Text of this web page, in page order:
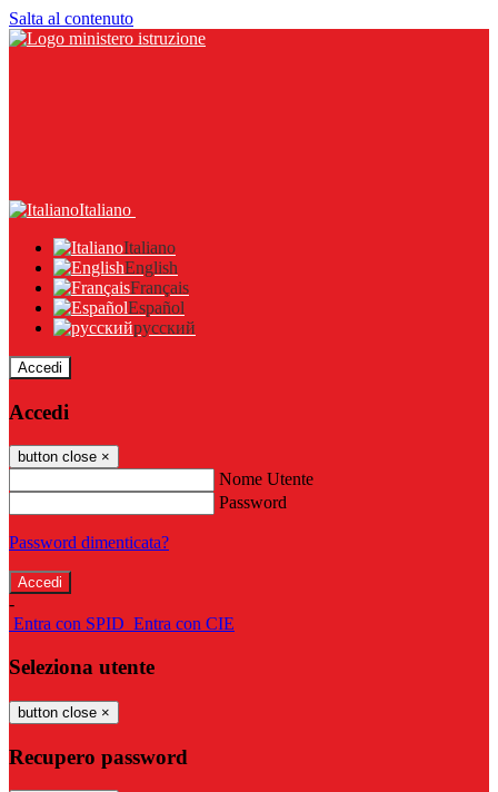
Salta al contenuto
Italiano
Italiano
English
Français
Español
русский
Accedi
Accedi
button close ×
Nome Utente
Password
Password dimenticata?
-
Entra con SPID Entra con CIE
Seleziona utente
button close ×
Recupero password